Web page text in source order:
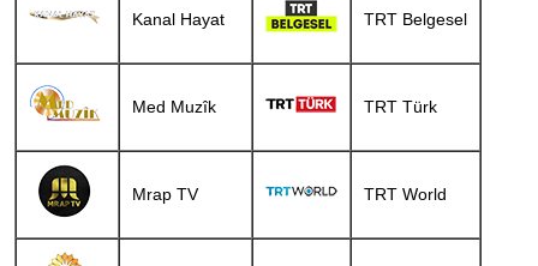
Kanal Hayat TRT Belgesel
Med Muzîk TRT Türk
Mrap TV TRT World